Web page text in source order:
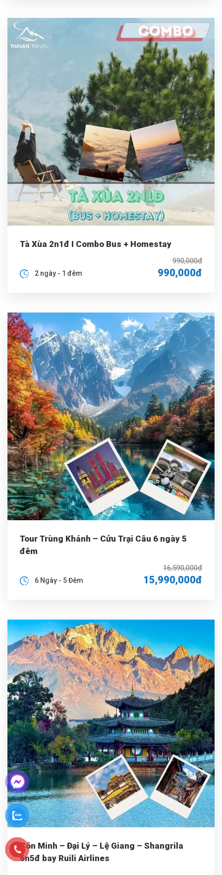
Tà Xùa 2n1đ I Combo Bus + Homestay
990,000đ
990,000đ
2 ngày - 1 đêm
Tour Trùng Khánh – Cửu Trại Câu 6 ngày 5
đêm
16,590,000đ
15,990,000đ
6 Ngày - 5 Đêm
Côn Minh – Đại Lý – Lệ Giang – Shangrila
6n5đ bay Ruili Airlines